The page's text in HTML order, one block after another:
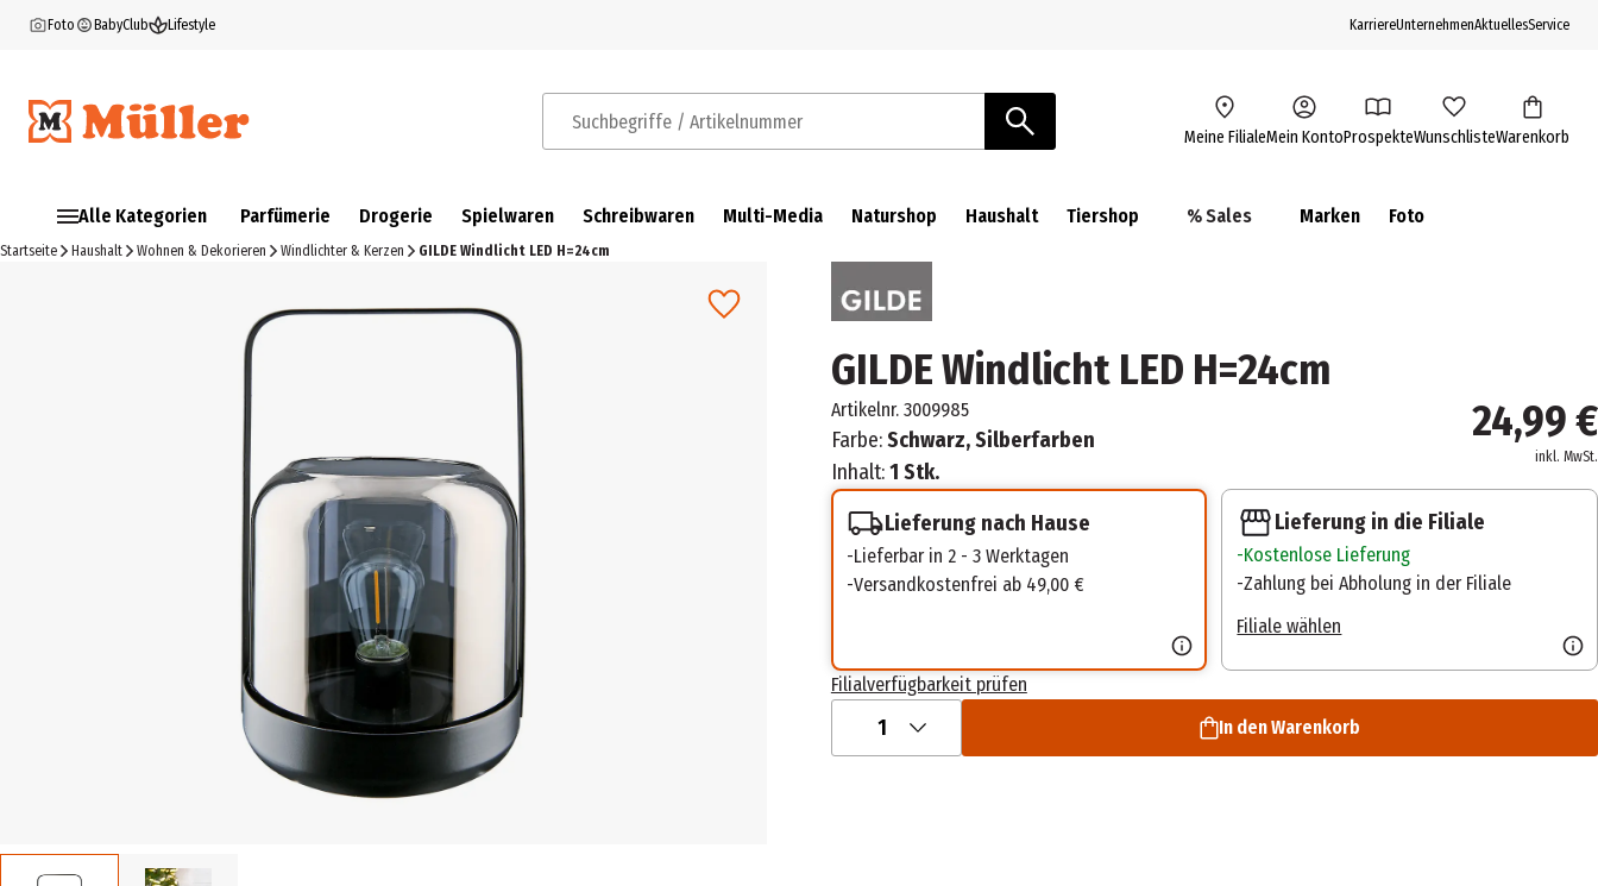
Foto BabyClub Lifestyle KarriereUnternehmenAktuellesService
Suchbegriffe / Artikelnummer Meine FilialeMein KontoProspekteWunschlisteWarenkorb
Alle Kategorien Parfümerie Drogerie Spielwaren Schreibwaren Multi-Media Naturshop Haushalt Tiershop % Sales Marken Foto
Startseite Haushalt Wohnen & Dekorieren Windlichter & Kerzen GILDE Windlicht LED H=24cm
GILDE Windlicht LED H=24cm
Artikelnr. 3009985
Farbe:Schwarz, Silberfarben
Inhalt:1 Stk.
24,99 €
inkl. MwSt.
Lieferung nach Hause
Lieferbar in 2 - 3 Werktagen
Versandkostenfrei ab 49,00 €
Lieferung in die Filiale
Kostenlose Lieferung
Zahlung bei Abholung in der Filiale
Filiale wählen
Filialverfügbarkeit prüfen
1 In den Warenkorb